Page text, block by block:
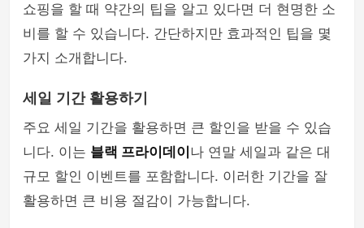
쇼핑을 할 때 약간의 팁을 알고 있다면 더 현명한 소
비를 할 수 있습니다. 간단하지만 효과적인 팁을 몇
가지 소개합니다.
세일 기간 활용하기
주요 세일 기간을 활용하면 큰 할인을 받을 수 있습
니다. 이는 블랙 프라이데이 나 연말 세일과 같은 대
규모 할인 이벤트를 포함합니다. 이러한 기간을 잘
활용하면 큰 비용 절감이 가능합니다.